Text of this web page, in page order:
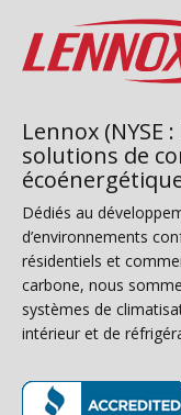
Lennox (NYSE
solutions de
Dédiés au
d’environnements
résidentiels et
carbone, nous
systèmes de
intérieur et de